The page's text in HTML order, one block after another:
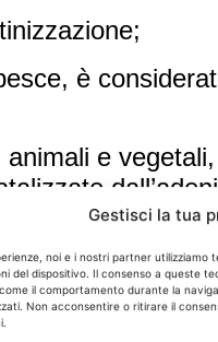
Gestisci la tua
noi e i nostri partner utilizziamo
del dispositivo. Il consenso a queste
il comportamento durante la
Non acconsentire o ritirare il
è
e
e personale
i tuoi capelli.
intervenire con le
che prevede l’